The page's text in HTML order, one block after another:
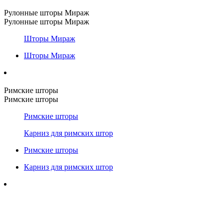
Рулонные шторы Мираж
Рулонные шторы Мираж
Шторы Мираж
Шторы Мираж
Римские шторы
Римские шторы
Римские шторы
Карниз для римских штор
Римские шторы
Карниз для римских штор